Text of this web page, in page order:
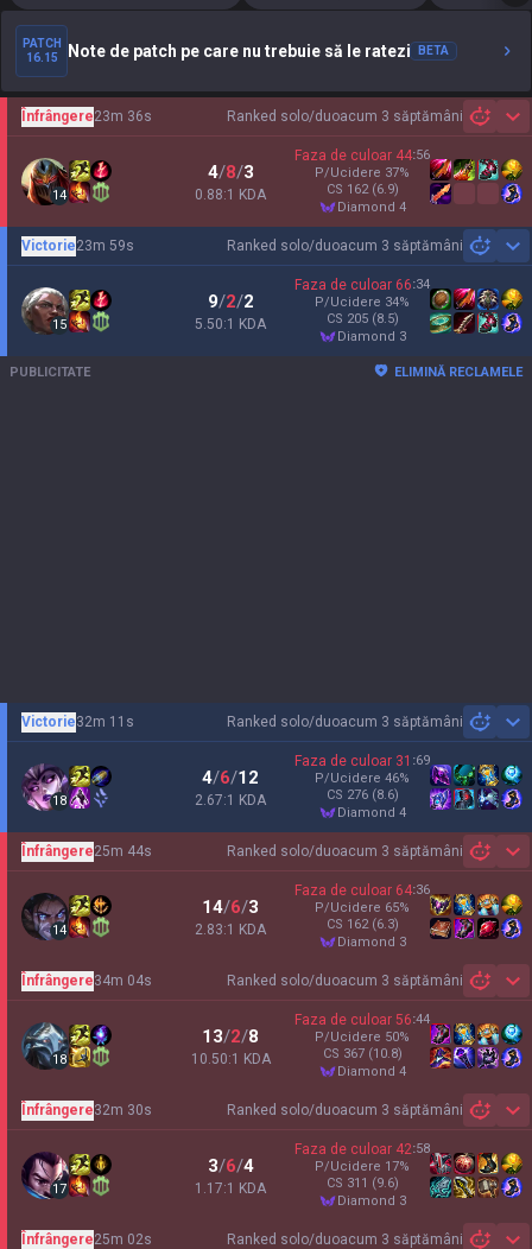
PATCH
16.15
Note de patch pe care nu trebuie să le ratezi BETA
Ranked solo/duoacum 3 săptămâni
Înfrângere23m 36s
14
4/8/3
0.88:1 KDA
Faza de culoar 44:56
P/Ucidere 37%
CS 162 (6.9)
diamond 4
Ranked solo/duoacum 3 săptămâni
Victorie23m 59s
15
9/2/2
5.50:1 KDA
Faza de culoar 66:34
P/Ucidere 34%
CS 205 (8.5)
diamond 3
PUBLICITATE ELIMINĂ RECLAMELE
Ranked solo/duoacum 3 săptămâni
Victorie32m 11s
18
4/6/12
2.67:1 KDA
Faza de culoar 31 :69
P/Ucidere 46%
CS 276 (8.6)
diamond 4
Ranked solo/duoacum 3 săptămâni
Înfrângere25m 44s
14
14/6/3
2.83:1 KDA
Faza de culoar 64:36
P/Ucidere 65%
CS 162 (6.3)
diamond 3
Ranked solo/duoacum 3 săptămâni
Înfrângere34m 04s
18
13/2/8
10.50:1 KDA
Faza de culoar 56:44
P/Ucidere 50%
CS 367 (10.8)
diamond 4
Ranked solo/duoacum 3 săptămâni
Înfrângere32m 30s
17
3/6/4
1.17:1 KDA
Faza de culoar 42:58
P/Ucidere 17%
CS 311 (9.6)
diamond 3
Ranked solo/duoacum 3 săptămâni
Înfrângere25m 02s